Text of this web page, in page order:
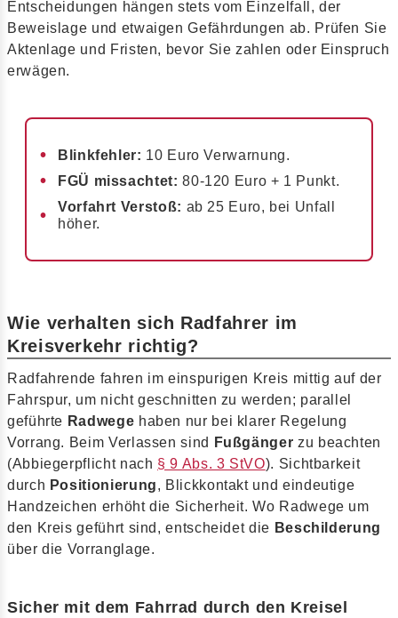
Entscheidungen hängen stets vom Einzelfall, der
Beweislage und etwaigen Gefährdungen ab. Prüfen Sie
Aktenlage und Fristen, bevor Sie zahlen oder Einspruch
erwägen.
Blinkfehler: 10 Euro Verwarnung.
FGÜ missachtet: 80-120 Euro + 1 Punkt.
Vorfahrt Verstoß: ab 25 Euro, bei Unfall
höher.
Wie verhalten sich Radfahrer im
Kreisverkehr richtig?
Radfahrende fahren im einspurigen Kreis mittig auf der
Fahrspur, um nicht geschnitten zu werden; parallel
geführte Radwege haben nur bei klarer Regelung
Vorrang. Beim Verlassen sind
Fußgänger zu beachten
(Abbiegerpflicht nach § 9 Abs. 3 StVO). Sichtbarkeit
durch Positionierung, Blickkontakt und eindeutige
Handzeichen erhöht die Sicherheit. Wo Radwege um
den Kreis geführt sind, entscheidet die Beschilderung
über die Vorranglage.
Sicher mit dem Fahrrad durch den Kreisel